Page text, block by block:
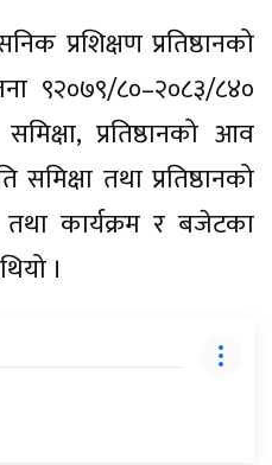
प्रशिक्षण प्रतिष्ठानको
९२०७९/८०–२०८३/८४०
प्रतिष्ठानको आव
समिक्षा तथा प्रतिष्ठानको
कार्यक्रम र बजेटका
।